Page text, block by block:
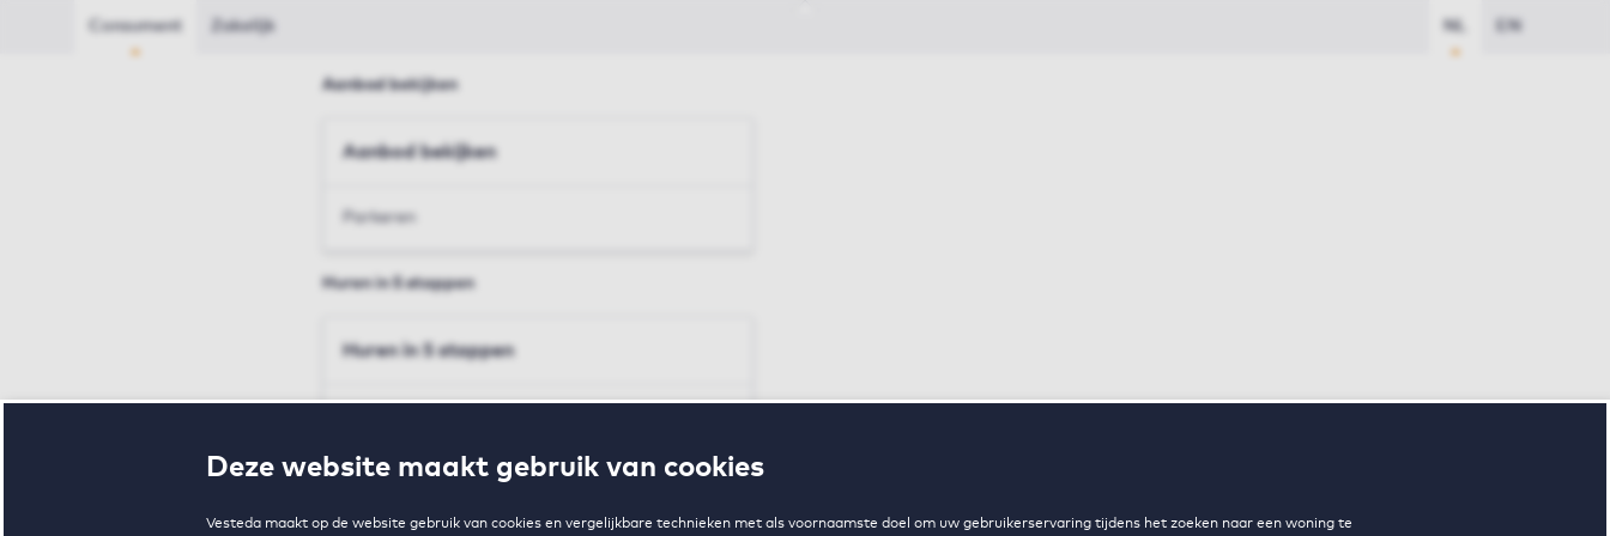
Deze website maakt gebruik van cookies
Vesteda maakt op de website gebruik van cookies en vergelijkbare technieken met als voornaamste doel om uw gebruikerservaring tijdens het zoeken naar een woning te
Consument Zakelijk NL EN
Aanbod bekijken
Aanbod bekijken
Parkeren
Huren in 5 stappen
Huren in 5 stappen
Voorwaarden en toewijzing